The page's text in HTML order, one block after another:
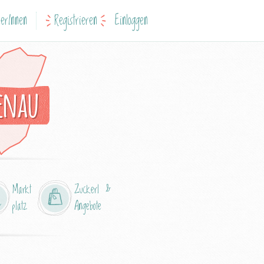
Registrieren Einloggen
Markt
platz
Zuckerl &
Angebote